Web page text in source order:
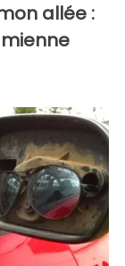
allée :